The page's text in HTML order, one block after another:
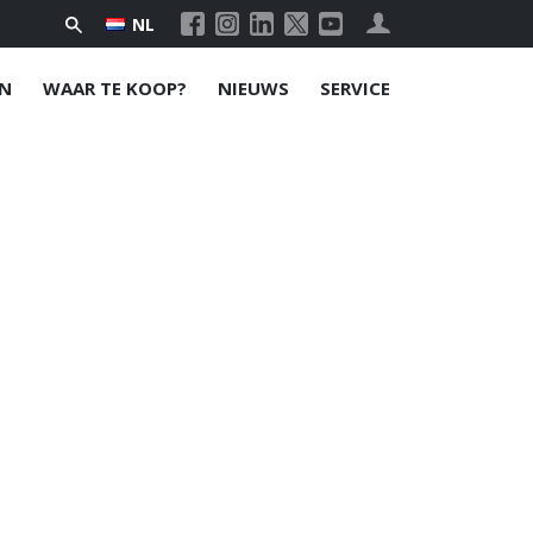
NL
WAAR TE KOOP? NIEUWS SERVICE